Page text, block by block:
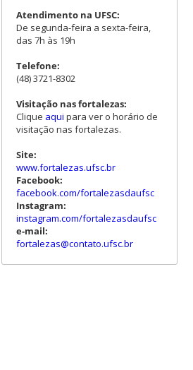
Atendimento na UFSC:
De segunda-feira a sexta-feira,
das 7h às 19h
Telefone:
(48) 3721-8302
Visitação nas fortalezas:
Clique aqui para ver o horário de
visitação nas fortalezas.
Site:
www.fortalezas.ufsc.br
Facebook:
facebook.com/fortalezasdaufsc
Instagram:
instagram.com/fortalezasdaufsc
e-mail:
fortalezas@contato.ufsc.br